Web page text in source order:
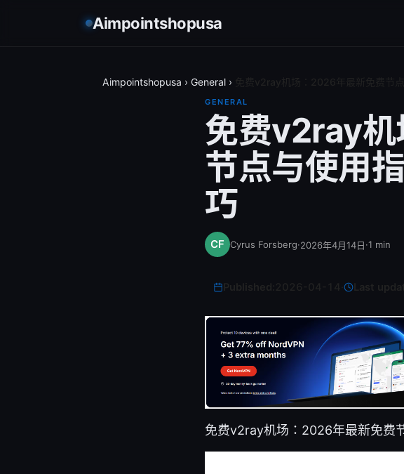
Aimpointshopusa
Aimpointshopusa › General ›
GENERAL
免费v2ray
节点与使用
巧
Cyrus Forsberg·2026年4月14日·1 min
Last
免费v2ray机场：2026年最新免费